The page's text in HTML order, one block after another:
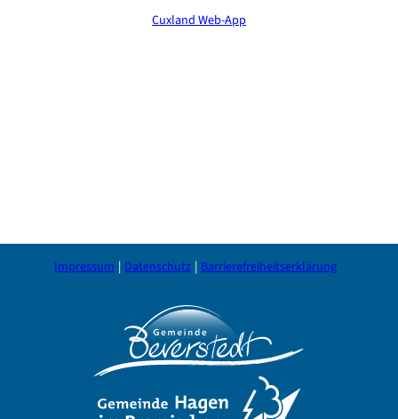
Cuxland Web-App
Impressum Datenschutz Barrierefreiheitserklärung